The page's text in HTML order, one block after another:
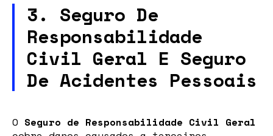
3. Seguro De
Responsabilidade
Civil Geral E Seguro
De Acidentes Pessoais
O Seguro de Responsabilidade Civil Geral